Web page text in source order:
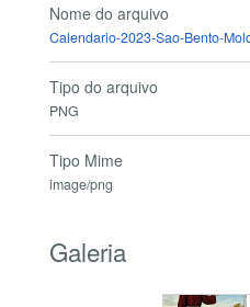
Nome do arquivo
Calendario-2023-Sao-Bento-
Tipo do arquivo
PNG
Tipo Mime
image/png
Galeria